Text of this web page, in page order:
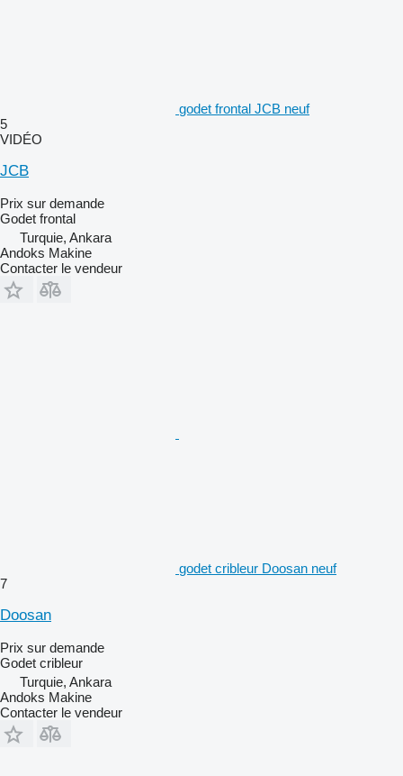
godet frontal JCB neuf
5
VIDÉO
JCB
Prix sur demande
Godet frontal
Turquie, Ankara
Andoks Makine
Contacter le vendeur
godet cribleur Doosan neuf
7
Doosan
Prix sur demande
Godet cribleur
Turquie, Ankara
Andoks Makine
Contacter le vendeur